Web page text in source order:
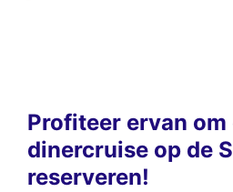
Profiteer ervan om
dinercruise op de
reserveren!